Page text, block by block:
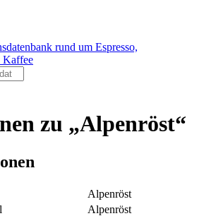
rund um Espresso,
Kaffee
zu „Alpenröst“
Alpenröst
Alpenröst